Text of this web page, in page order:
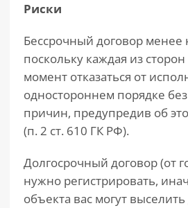
Риски
Бессрочный договор менее
поскольку каждая из
момент отказаться от
одностороннем порядке
причин, предупредив об
(п. 2 ст. 610 ГК РФ).
Долгосрочный договор (от
нужно регистрировать,
объекта вас могут